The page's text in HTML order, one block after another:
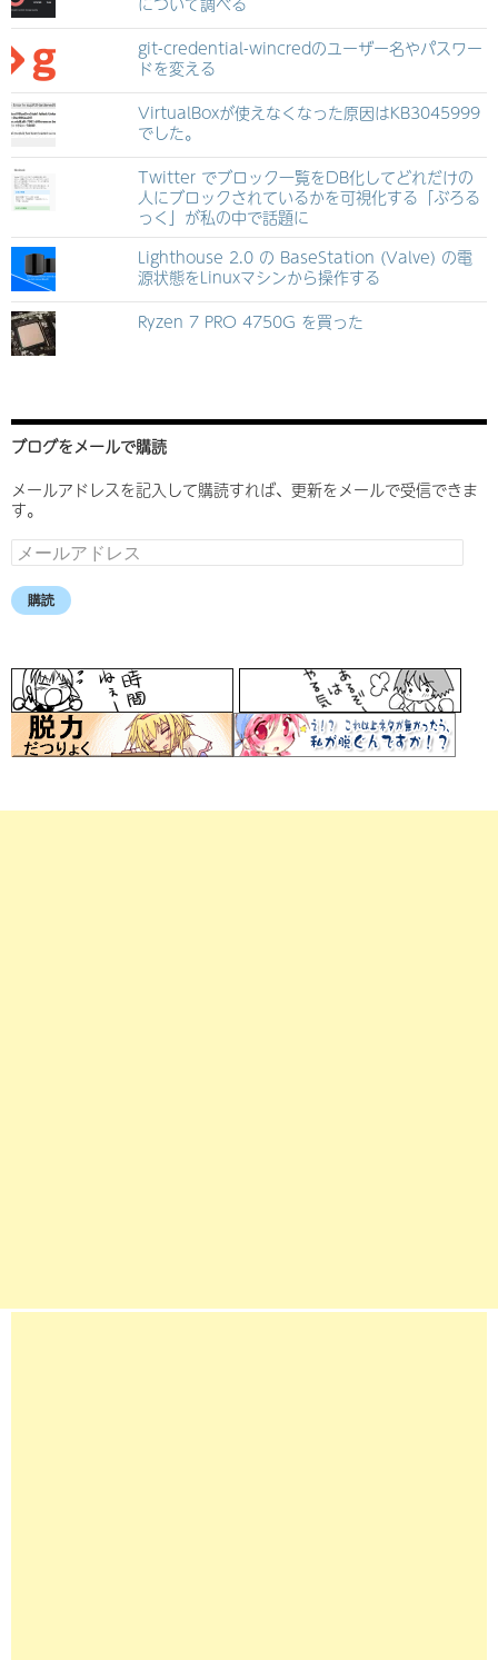
git-credential-wincredのユーザー名やパスワー
ドを変える
VirtualBoxが使えなくなった原因はKB3045999
でした。
Twitter でブロック一覧をDB化してどれだけの
人にブロックされているかを可視化する「ぶろる
っく」が私の中で話題に
Lighthouse 2.0 の BaseStation (Valve) の電
源状態をLinuxマシンから操作する
Ryzen 7 PRO 4750G を買った
ブログをメールで購読
メールアドレスを記入して購読すれば、更新をメールで受信できま
す。
メ
ー
ル
ア
ス
購読